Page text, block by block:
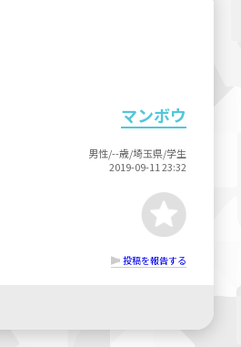
マンボウ
男性/--歳/埼玉県/学生
2019-09-11 23:32
投稿を報告する